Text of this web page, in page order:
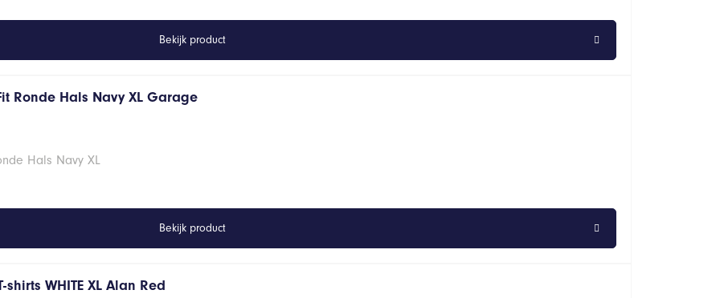
Bekijk product
Ronde Hals Navy XL Garage
Hals Navy XL
Bekijk product
WHITE XL Alan Red